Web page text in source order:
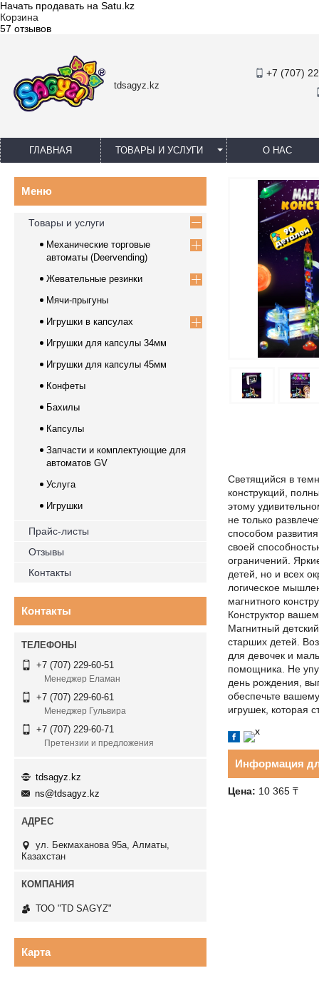
Начать продавать на Satu.kz
Корзина
57 отзывов
tdsagyz.kz
+7 (707)
ГЛАВНАЯ ТОВАРЫ И УСЛУГИ О НАС
Светящийся в
конструкций,
этому
не только
способом
своей
ограничений.
детей, но и всех
логическое
магнитного
Конструктор
Магнитный
старших детей.
для девочек и
помощника. Не
день рождения,
обеспечьте
игрушек, которая
Информация
Цена: 10 365 ₸
Товары и услуги
Механические торговые
автоматы (Deervending)
Жевательные резинки
Мячи-прыгуны
Игрушки в капсулах
Игрушки для капсулы 34мм
Игрушки для капсулы 45мм
Конфеты
Бахилы
Капсулы
Запчасти и комплектующие для
автоматов GV
Услуга
Игрушки
Прайс-листы
Отзывы
Контакты
Контакты
+7 (707) 229-60-51
Менеджер Еламан
+7 (707) 229-60-61
Менеджер Гульвира
+7 (707) 229-60-71
Претензии и предложения
tdsagyz.kz
ns@tdsagyz.kz
ул. Бекмаханова 95а, Алматы,
Казахстан
ТОО "TD SAGYZ"
Карта